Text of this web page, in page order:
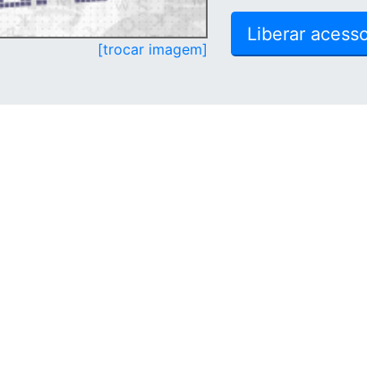
[trocar imagem]